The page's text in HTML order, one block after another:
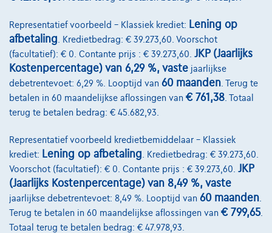
11/2024
5 km Benzine Manueel 81 kW ( 110 PK )
€21.999 1 BTW aftrekbaar
Vanaf€332,17/maandmet een laatste maandaflossing
van€6.931,87
Ontdek het volledige cijfervoorbeeld
2300 Turnhout, Garage Barto
Vergelijk
Bekijk wagen
Representatief voorbeeld – Klassiek krediet: Lening op
afbetaling . Kredietbedrag: € 39.273,60. Voorschot
(facultatief): € 0. Contante prijs : € 39.273,60. JKP (Jaarlijks
Kostenpercentage) van 6,29 %, vaste jaarlijkse
debetrentevoet: 6,29 %. Looptijd van 60 maanden . Terug te
betalen in 60 maandelijkse aflossingen van € 761,38 . Totaal
terug te betalen bedrag: € 45.682,93.
Representatief voorbeeld kredietbemiddelaar – Klassiek
krediet: Lening op afbetaling . Kredietbedrag: € 39.273,60.
Voorschot (facultatief): € 0. Contante prijs : € 39.273,60. JKP
(Jaarlijks Kostenpercentage) van 8,49 %, vaste
jaarlijkse debetrentevoet: 8,49 %. Looptijd van 60 maanden
Terug te betalen in 60 maandelijkse aflossingen van € 799,65.
Totaal terug te betalen bedrag: € 47.978,93.